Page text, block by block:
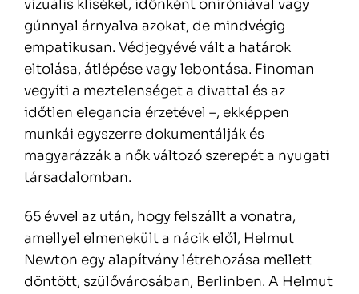
vizuális kliséket, időnként öniróniával vagy
gúnnyal árnyalva azokat, de mindvégig
empatikusan. Védjegyévé vált a határok
eltolása, átlépése vagy lebontása. Finoman
vegyíti a meztelenséget a divattal és az
időtlen elegancia érzetével –, ekképpen
munkái egyszerre dokumentálják és
magyarázzák a nők változó szerepét a nyugati
társadalomban.
65 évvel az után, hogy felszállt a vonatra,
amellyel elmenekült a nácik elől, Helmut
Newton egy alapítvány létrehozása mellett
döntött, szülővárosában, Berlinben. A Helmut